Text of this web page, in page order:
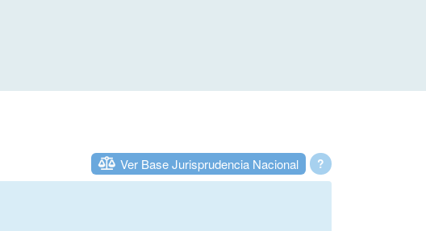
?
Ver Base Jurisprudencia Nacional